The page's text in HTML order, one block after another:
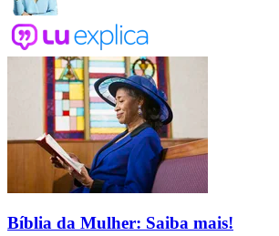
Bíblia da Mulher: Saiba mais!